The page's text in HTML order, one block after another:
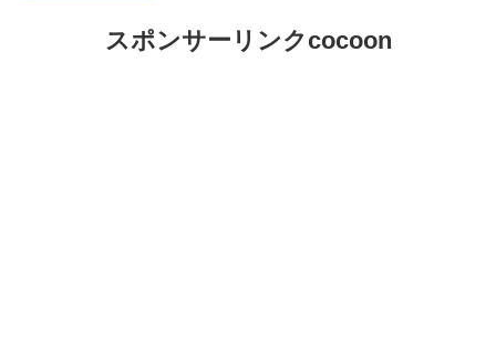
スポンサーリンクcocoon